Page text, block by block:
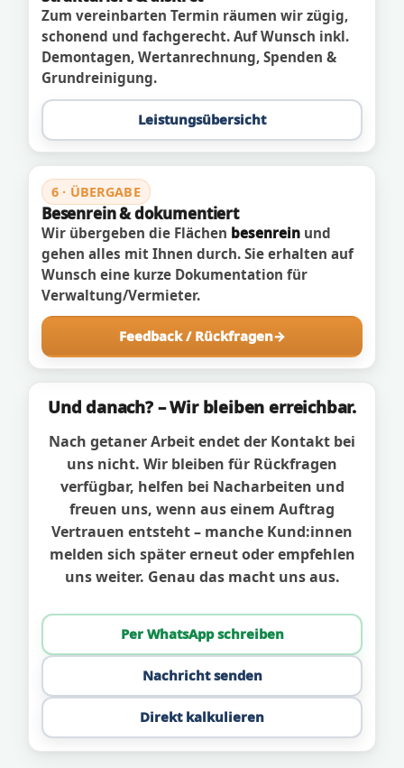
Zum vereinbarten Termin räumen wir zügig,
schonend und fachgerecht. Auf Wunsch inkl.
Demontagen, Wertanrechnung, Spenden &
Grundreinigung.
Leistungsübersicht
6 · ÜBERGABE
Besenrein & dokumentiert
Wir übergeben die Flächen besenrein und
gehen alles mit Ihnen durch. Sie erhalten auf
Wunsch eine kurze Dokumentation für
Verwaltung/Vermieter.
Feedback / Rückfragen
Und danach? – Wir bleiben erreichbar.
Nach getaner Arbeit endet der Kontakt bei
uns nicht. Wir bleiben für Rückfragen
verfügbar, helfen bei Nacharbeiten und
freuen uns, wenn aus einem Auftrag
Vertrauen entsteht – manche Kund:innen
melden sich später erneut oder empfehlen
uns weiter. Genau das macht uns aus.
Per WhatsApp schreiben
Nachricht senden
Direkt kalkulieren